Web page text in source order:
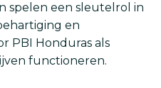
spelen een sleutelrol in
en
PBI Honduras als
functioneren.